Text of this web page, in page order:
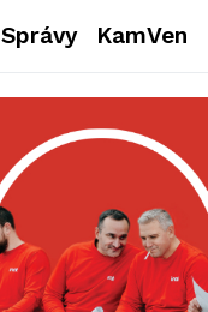
Správy KamVen